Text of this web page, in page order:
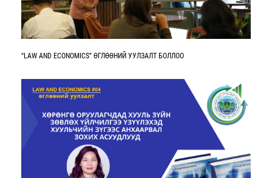
“LAW AND ECONOMICS” ӨГЛӨӨНИЙ УУЛЗАЛТ БОЛЛОО